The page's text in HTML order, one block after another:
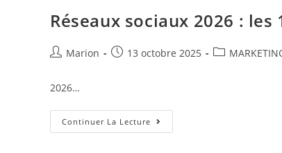
Réseaux sociaux 2026 :
Marion 13 octobre 2025
2026…
Continuer La Lecture